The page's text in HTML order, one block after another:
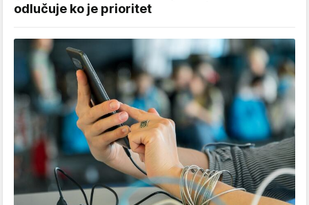
odlučuje ko je prioritet